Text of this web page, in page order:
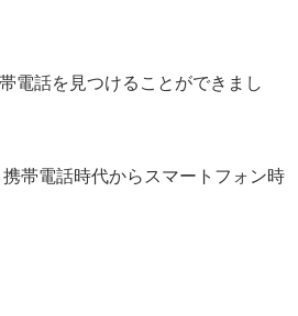
電話を見つけることができまし
帯電話時代からスマートフォン時